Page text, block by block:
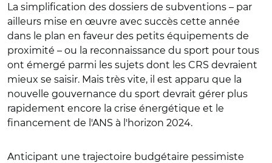
La simplification des dossiers de subventions – par
ailleurs mise en œuvre avec succès cette année
dans le plan en faveur des petits équipements de
proximité – ou la reconnaissance du sport pour tous
ont émergé parmi les sujets dont les CRS devraient
mieux se saisir. Mais très vite, il est apparu que la
nouvelle gouvernance du sport devrait gérer plus
rapidement encore la crise énergétique et le
financement de l'ANS à l'horizon 2024.
Anticipant une trajectoire budgétaire pessimiste